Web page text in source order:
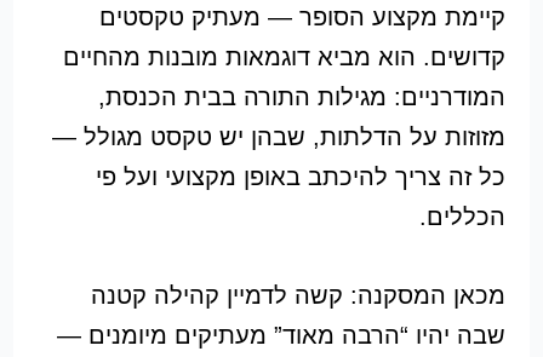
קיימת מקצוע הסופר — מעתיק טקסטים
קדושים. הוא מביא דוגמאות מובנות מהחיים
המודרניים: מגילות התורה בבית הכנסת,
מזוזות על הדלתות, שבהן יש טקסט מגולל —
כל זה צריך להיכתב באופן מקצועי ועל פי
הכללים.
מכאן המסקנה: קשה לדמיין קהילה קטנה
שבה יהיו “הרבה מאוד” מעתיקים מיומנים —